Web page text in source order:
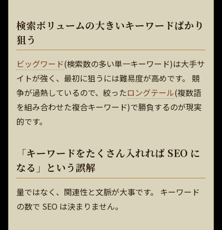
検索ボリュームの大きいキーワードばかり
狙う
ビッグワード(検索数の多い単一キーワード)は大手サ
イトが強く、最初に狙うには難易度が高めです。 競
争が過熱しているので、絞ったロングテール(複数語
を組み合わせた複合キーワード)で勝負するのが現実
的です。
「キーワードをたくさん入れれば SEO に
なる」という誤解
量ではなく、関連性と文脈が大事です。 キーワード
の数で SEO は決まりません。